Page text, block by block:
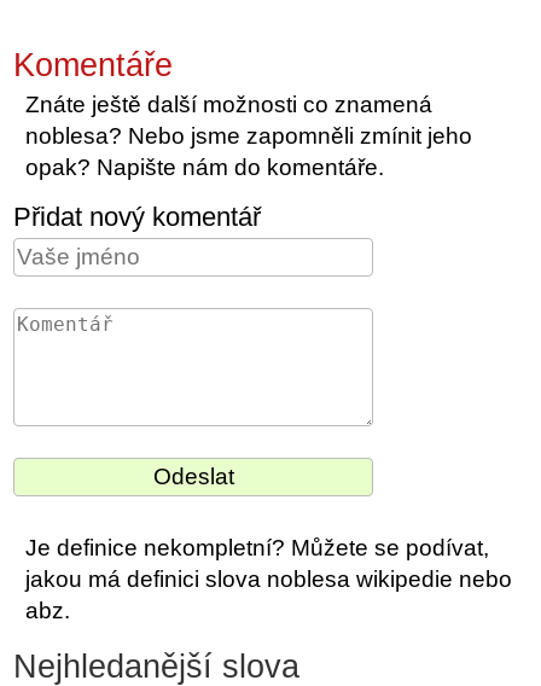
Komentáře
Znáte ještě další možnosti co znamená
noblesa? Nebo jsme zapomněli zmínit jeho
opak? Napište nám do komentáře.
Přidat nový komentář
Je definice nekompletní? Můžete se podívat,
jakou má definici slova noblesa wikipedie nebo
abz.
Nejhledanější slova